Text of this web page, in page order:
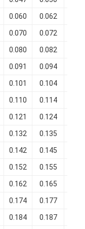
0.060 0.062
0.070 0.072
0.080 0.082
0.091 0.094
0.101 0.104
0.110 0.114
0.121 0.124
0.132 0.135
0.142 0.145
0.152 0.155
0.162 0.165
0.174 0.177
0.184 0.187